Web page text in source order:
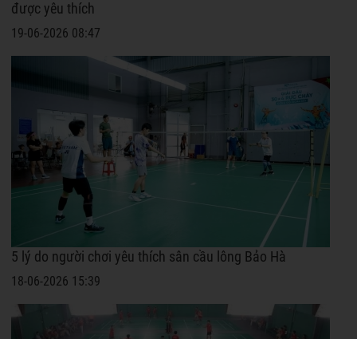
được yêu thích
19-06-2026 08:47
5 lý do người chơi yêu thích sân cầu lông Bảo Hà
18-06-2026 15:39